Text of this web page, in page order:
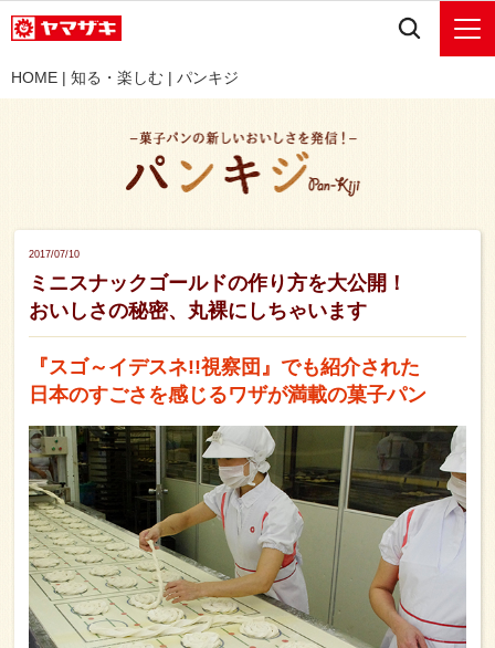
HOME | 知る・楽しむ | パンキジ
2017/07/10
ミニスナックゴールドの作り方を大公開！
おいしさの秘密、丸裸にしちゃいます
『スゴ～イデスネ!!視察団』でも紹介された
日本のすごさを感じるワザが満載の菓子パン